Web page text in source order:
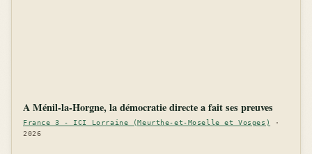
A Ménil-la-Horgne, la démocratie directe a fait ses preuves
France 3 - ICI Lorraine (Meurthe-et-Moselle et Vosges)
·
2026